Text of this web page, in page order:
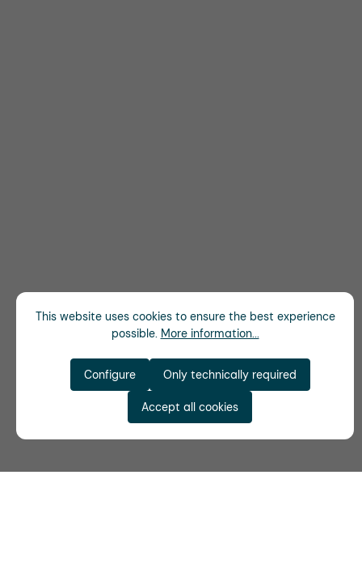
This website uses cookies to ensure the best experience
possible. More information...
Only technically required
Configure
Accept all cookies